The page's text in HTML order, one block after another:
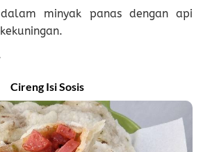
minyak panas dengan api
Cireng Isi Sosis